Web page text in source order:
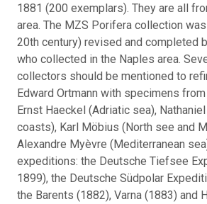
1881 (200 exemplars). They are all
area. The MZS Porifera collection
20th century) revised and completed
who collected in the Naples area.
collectors should be mentioned to
Edward Ortmann with specimens
Ernst Haeckel (Adriatic sea),
coasts), Karl Möbius (North see and
Alexandre Myèvre (Mediterranean
expeditions: the Deutsche Tiefsee
1899), the Deutsche Südpolar
the Barents (1882), Varna (1883) and